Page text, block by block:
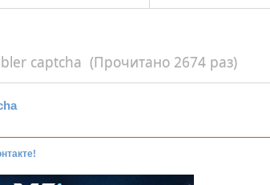
captcha (Прочитано 2674 раз)